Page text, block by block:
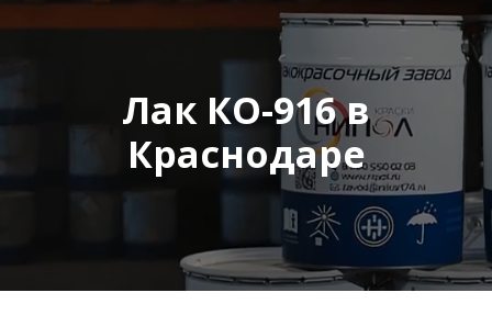
Лак КО-916 в
Краснодаре